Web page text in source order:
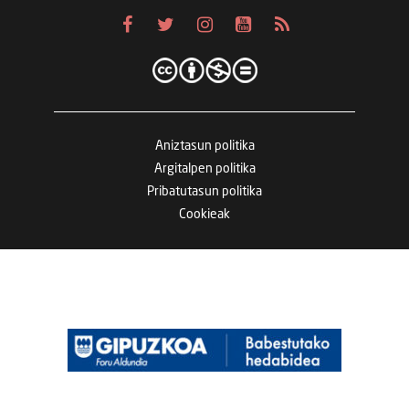
Aniztasun politika
Argitalpen politika
Pribatutasun politika
Cookieak